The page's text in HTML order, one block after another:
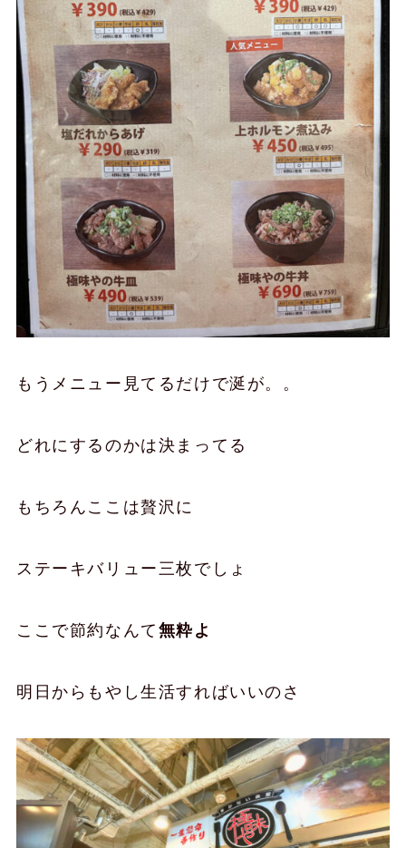
もうメニュー見てるだけで涎が。。
どれにするのかは決まってる
もちろんここは贅沢に
ステーキバリュー 三枚 でしょ
ここで節約なんて 無粋よ
明日からもやし生活すればいいのさ